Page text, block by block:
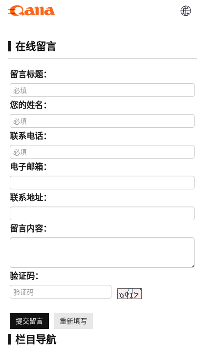
在线留言
留言标题：
您的姓名：
联系电话：
电子邮箱：
联系地址：
留言内容：
验证码：
提交留言 重新填写
栏目导航